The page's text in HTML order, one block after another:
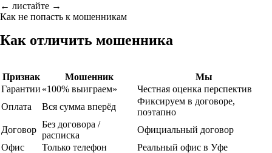
← листайте →
Как не попасть к мошенникам
Как отличить мошенника
Признак Мошенник
Мы
Гарантии «100% выиграем»
Честная оценка перспектив
Оплата
Вся сумма вперёд
Фиксируем в договоре,
поэтапно
Договор
Без договора /
расписка
Официальный договор
Офис
Только телефон Реальный офис в Уфе